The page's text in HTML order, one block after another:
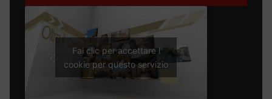
Fai clic per accettare i
cookie per questo servizio